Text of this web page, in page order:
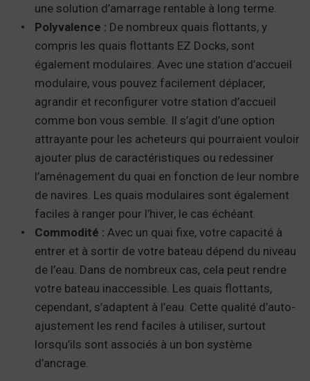
une solution d’amarrage rentable à long terme.
Polyvalence : De nombreux quais flottants, y
compris les quais flottants EZ Docks, sont
également modulaires. Avec une station d’accueil
modulaire, vous pouvez facilement déplacer,
agrandir et reconfigurer votre station d’accueil
comme bon vous semble. Il s’agit d’une option
attrayante pour les acheteurs qui pourraient vouloir
ajouter plus de caractéristiques ou redessiner
l’aménagement du quai en fonction de leur nombre
de navires. Les quais modulaires sont également
faciles à ranger pour l’hiver, le cas échéant.
Commodité : Avec un quai fixe, votre capacité à
entrer et à sortir de votre bateau dépend du niveau
de l’eau. Dans de nombreux cas, cela peut rendre
votre bateau inaccessible. Les quais flottants,
cependant, s’adaptent à l’eau. Cette qualité d’auto-
ajustement les rend faciles à utiliser, surtout
lorsqu’ils sont associés à un bon système
d’ancrage.